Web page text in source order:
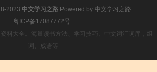
2023 中文学习之路 Powered by 中文学习之路
粤ICP备17087772号 .
料大全。海量读书方法、学习技巧、中文词汇词库，组
词、成语等